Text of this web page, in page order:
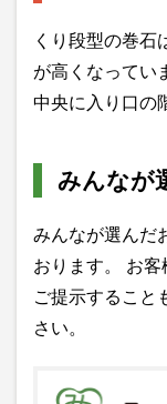
くり段型の巻石
が高くなってい
中央に入り口の
みんなが
みんなが選んだ
おります。 お
ご提示すること
さい。